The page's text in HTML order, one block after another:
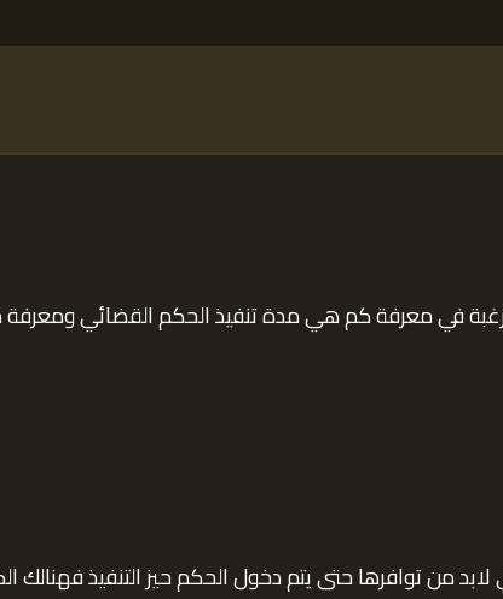
رغبة في معرفة كم هي مدة تنفيذ الحكم القضائي
من توافرها حتى يتم دخول الحكم حيز التنفيذ فهنالك